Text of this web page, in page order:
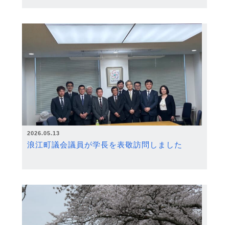
2026.05.13
浪江町議会議員が学長を表敬訪問しました